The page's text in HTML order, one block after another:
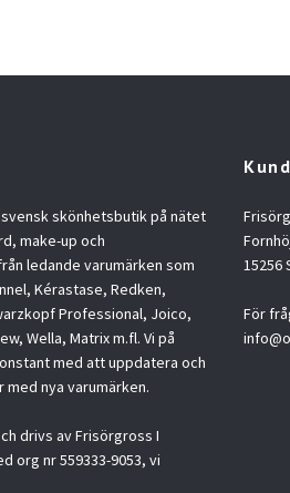
skönhetsbutik på nätet
make-up och
ledande varumärken som
Kérastase, Redken,
Professional, Joico,
Wella, Matrix m.fl. Vi på
med att uppdatera och
med nya varumärken.
drivs av Frisörgross I
org nr 559333-9053, vi
15256
För